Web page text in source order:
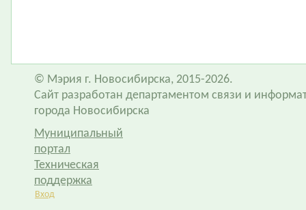
© Мэрия г. Новосибирска, 2015-2026.
Сайт разработан департаментом связи и
города Новосибирска
Муниципальный
портал
Техническая
поддержка
Вход